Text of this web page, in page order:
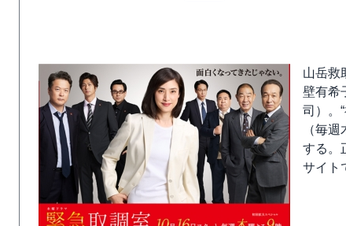
山岳救
壁有希
司）。
（毎
する。
サイト